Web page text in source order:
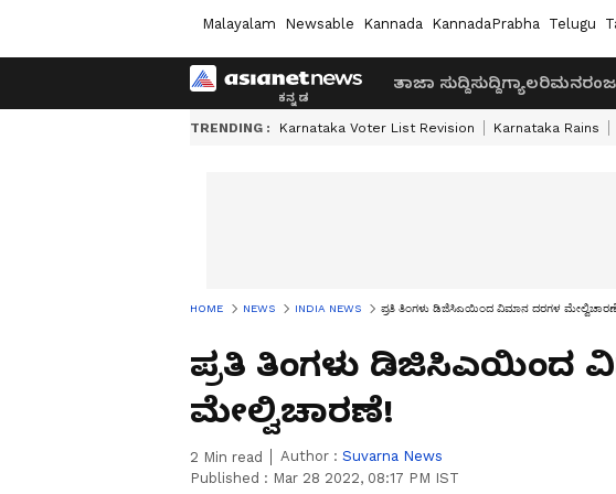
Malayalam Newsable Kannada KannadaPrabha Telugu
ತಾಜಾ ಸುದ್ದಿಸುದ್ದಿಗ್ಯಾಲರಿ
TRENDING : Karnataka Voter List Revision Karnataka Rains
HOME NEWS INDIA NEWS ಪ್ರತಿ ತಿಂಗಳು ಡಿಜಿಸಿಎಯಿಂದ ವಿಮಾನ ದರಗಳ
ಪ್ರತಿ ತಿಂಗಳು ಡಿಜಿಸಿಎಯಿಂದ
ಮೇಲ್ವಿಚಾರಣೆ!
2 Min read Author : Suvarna News
Published : Mar 28 2022, 08:17 PM IST